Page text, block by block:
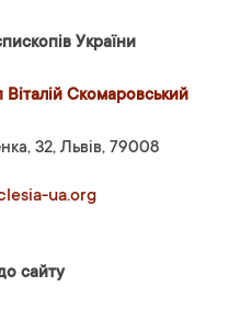
України
Скомаровський
32, Львів, 79008
ua.org
сайту